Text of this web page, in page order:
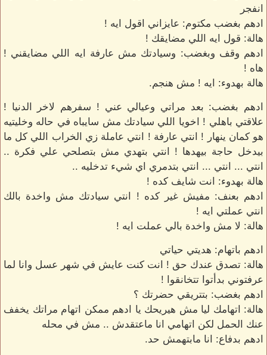
انفجر
ادهم بغضب مكتوم: عايزاني اقول ايه !
هالة: قول ايه اللي مضايقك !
ادهم وقف وبغضب: وسيادتك مش عارفة ايه اللي مضايقني !
هاه !
هالة بهدوء: ايه ! مش هنجم.
ادهم بغضب: بعد مراتي وعيالي عني ! سفرهم لاخر الدنيا !
علاقتي باهلي ! اخويا اللي سيادتك مش سايباه في حاله وخليتيه
هو كمان ينهار ! انتي عارفة ! انتي عاملة زي الخراب اللي كل ما
بيدخل حاجة بيهدها ! انتي بتهدي مش بتصلحي علي فكرة ..
انتي ... انتي ... انتي بتدمري اي شيء تدخليه ..
هالة بهدوء: انت شايف كده !
ادهم بعنف: مفيش غير كده ! انتي سيادتك مش واخدة بالك
انتي عملتي ايه !
هالة: لا مش واخدة بالي عملت ايه !
ادهم باتهام: هديتي حياتي
هالة: تصدق عندك حق ! انت كنت عايش في شهر عسل وانا لما
عرفتوني بدأتوا تتخانقوا !
ادهم بغضب: بتتريقي حضرتك ؟
هالة: اتهامك ليا مش هيريحك يا ادهم ممكن اتهام مراتك يخفف
عنك الحمل لكن اتهامي انا ماعتقدش .. مش في محله
ادهم بدفاع: انا مابتهمش حد.